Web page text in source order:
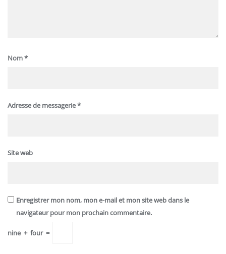
Nom*
Adresse de messagerie*
Site web
Enregistrer mon nom, mon e-mail et mon site web dans le
navigateur pour mon prochain commentaire.
nine + four =